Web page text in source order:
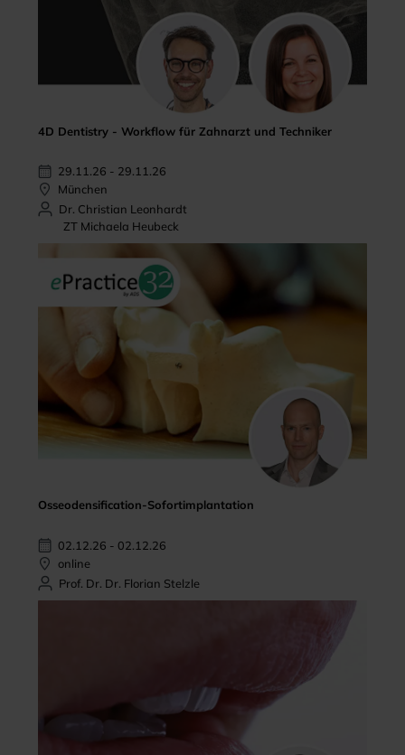
4D Dentistry - Workflow für Zahnarzt und Techniker
29.11.26 - 29.11.26
München
Dr. Christian Leonhardt
ZT Michaela Heubeck
Osseodensification-Sofortimplantation
02.12.26 - 02.12.26
online
Prof. Dr. Dr. Florian Stelzle